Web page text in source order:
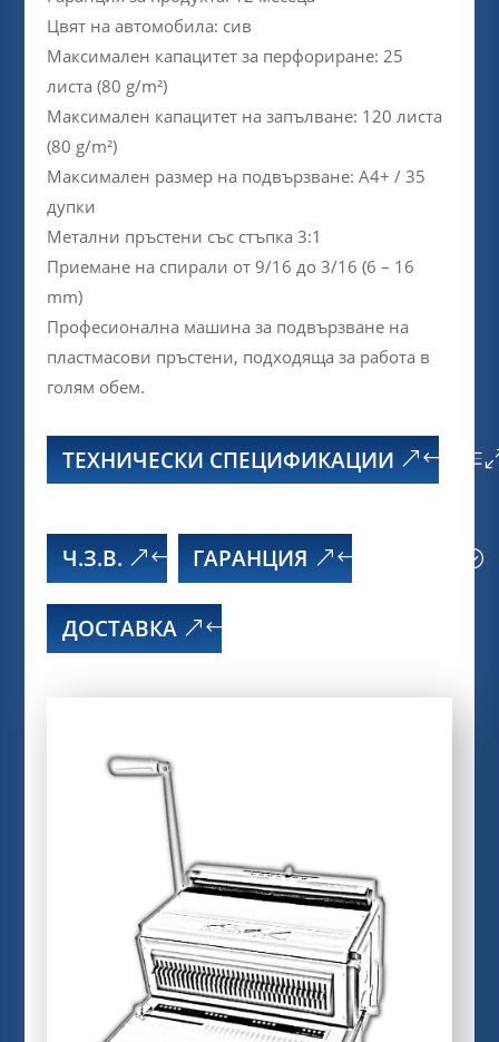
Цвят на автомобила: сив
Максимален капацитет за перфориране: 25
листа (80 g/m²)
Максимален капацитет на запълване: 120 листа
(80 g/m²)
Максимален размер на подвързване: A4+ / 35
дупки
Метални пръстени със стъпка 3:1
Приемане на спирали от 9/16 до 3/16 (6 – 16
mm)
Професионална машина за подвързване на
пластмасови пръстени, подходяща за работа в
голям обем.
ТЕХНИЧЕСКИ СПЕЦИФИКАЦИИ
Ч.З.В. ГАРАНЦИЯ
ДОСТАВКА